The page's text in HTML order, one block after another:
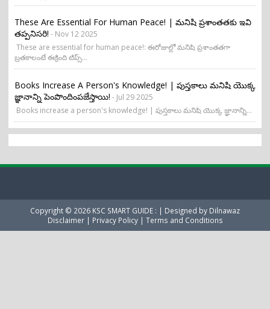
These Are Essential For Human Peace! | మనిషి ప్రశాంతతకు ఇవి
తప్పనిసరి! - Nov 12 2025
These are essential for human peace!: ఈరోజుల్లో మనిషి ప్రశాంతతగా
బ్రతకాలంటే ఈక్రింది టిప్స్...
Books Increase A Person's Knowledge! | పుస్తకాలు మనిషి యొక్క
జ్ఞానాన్ని పెంపొందింపజేస్తాయి! - Jul 29 2025
Books increase a person's knowledge! | పుస్తకాలు మనిషి యొక్క జ్ఞానాన్ని...
Copyright © 2026 KSC SMART GUIDE : | Designed by Dilnawaz
Disclaimer| Privacy Policy| Terms and Conditions